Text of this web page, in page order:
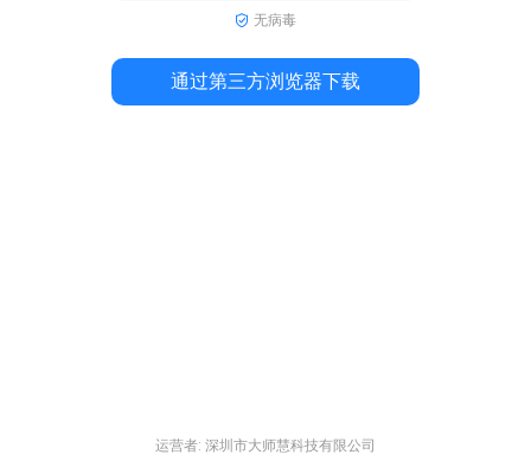
无病毒
通过第三方浏览器下载
运营者: 深圳市大师慧科技有限公司